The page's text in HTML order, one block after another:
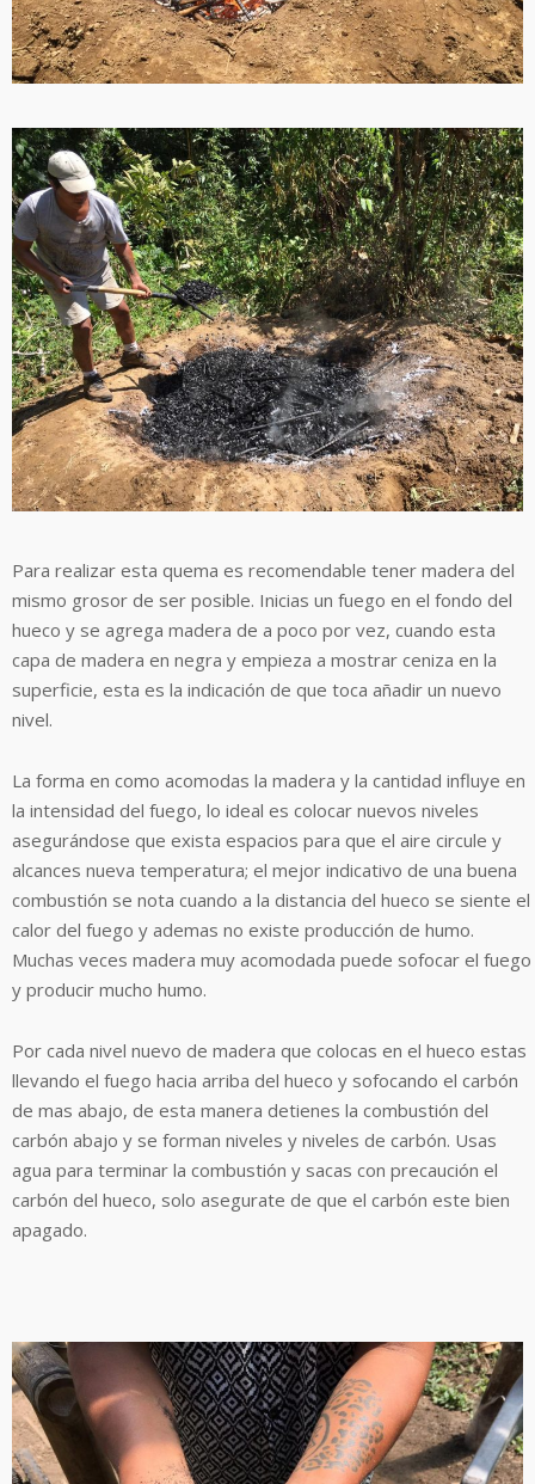
Para realizar esta quema es recomendable tener madera del
mismo grosor de ser posible. Inicias un fuego en el fondo del
hueco y se agrega madera de a poco por vez, cuando esta
capa de madera en negra y empieza a mostrar ceniza en la
superficie, esta es la indicación de que toca añadir un nuevo
nivel.
La forma en como acomodas la madera y la cantidad influye en
la intensidad del fuego, lo ideal es colocar nuevos niveles
asegurándose que exista espacios para que el aire circule y
alcances nueva temperatura; el mejor indicativo de una buena
combustión se nota cuando a la distancia del hueco se siente el
calor del fuego y ademas no existe producción de humo.
Muchas veces madera muy acomodada puede sofocar el fuego
y producir mucho humo.
Por cada nivel nuevo de madera que colocas en el hueco estas
llevando el fuego hacia arriba del hueco y sofocando el carbón
de mas abajo, de esta manera detienes la combustión del
carbón abajo y se forman niveles y niveles de carbón. Usas
agua para terminar la combustión y sacas con precaución el
carbón del hueco, solo asegurate de que el carbón este bien
apagado.